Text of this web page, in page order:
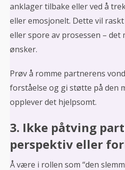
anklager tilbake eller ved å
eller emosjonelt. Dette vil
eller spore av prosessen – det
ønsker.
Prøv å romme partnerens
forståelse og gi støtte på den
opplever det hjelpsomt.
3. Ikke påtving
perspektiv eller
Å være i rollen som “den